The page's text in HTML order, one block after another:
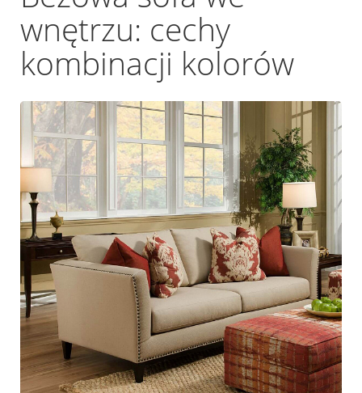
wnętrzu: cechy
kombinacji kolorów